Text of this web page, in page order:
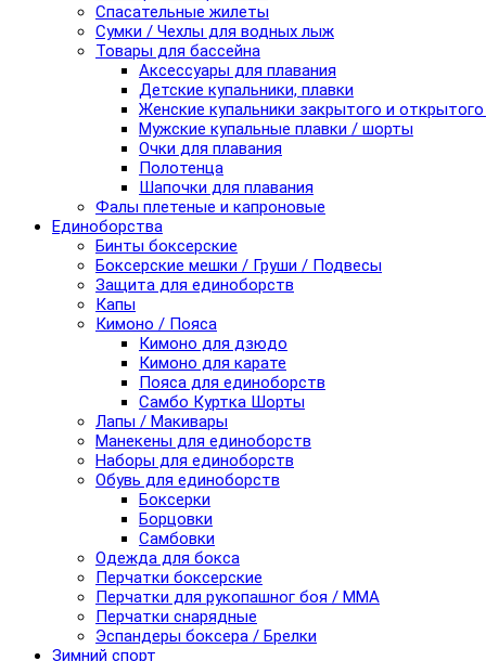
Спасательные жилеты
Сумки / Чехлы для водных лыж
Товары для бассейна
Аксессуары для плавания
Детские купальники, плавки
Женские купальники закрытого и
Мужские купальные плавки / шорты
Очки для плавания
Полотенца
Шапочки для плавания
Фалы плетеные и капроновые
Единоборства
Бинты боксерские
Боксерские мешки / Груши / Подвесы
Защита для единоборств
Капы
Кимоно / Пояса
Кимоно для дзюдо
Кимоно для карате
Пояса для единоборств
Самбо Куртка Шорты
Лапы / Макивары
Манекены для единоборств
Наборы для единоборств
Обувь для единоборств
Боксерки
Борцовки
Самбовки
Одежда для бокса
Перчатки боксерские
Перчатки для рукопашног боя / ММА
Перчатки снарядные
Эспандеры боксера / Брелки
Зимний спорт